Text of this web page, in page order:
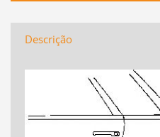
Descrição